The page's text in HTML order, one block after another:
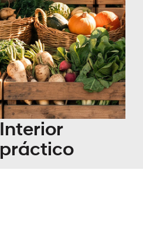
Interior
práctico